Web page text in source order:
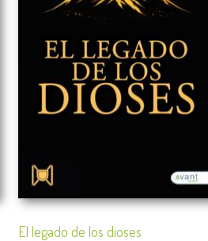
El legado de los dioses